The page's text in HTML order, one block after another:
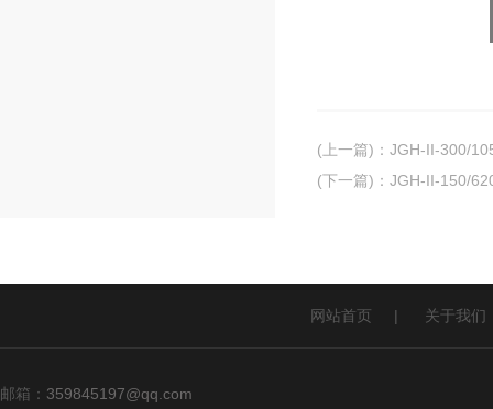
(上一篇) ： JGH-II-300/
(下一篇) ： JGH-II-150/
网站首页 | 关于我们
邮箱： 359845197@qq.com